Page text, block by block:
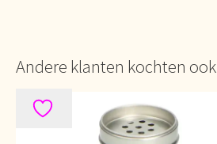
Andere klanten kochten ook